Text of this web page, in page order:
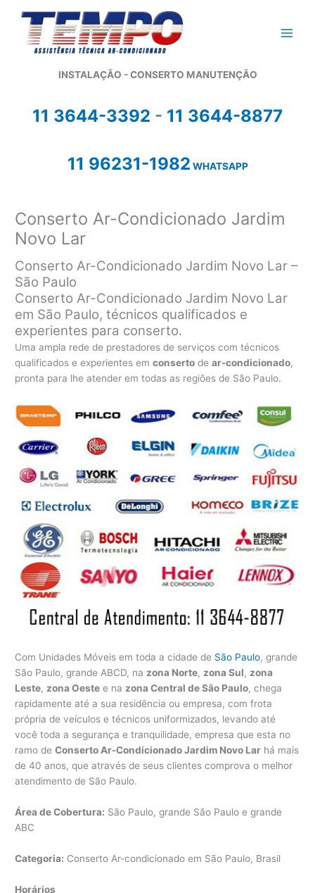
conteúdo
INSTALAÇÃO - CONSERTO MANUTENÇÃO
11 3644-3392 - 11 3644-8877
11 96231-1982 WHATSAPP
Conserto Ar-Condicionado Jardim
Novo Lar
Conserto Ar-Condicionado Jardim Novo Lar –
São Paulo
Conserto Ar-Condicionado Jardim Novo Lar
em São Paulo, técnicos qualificados e
experientes para conserto.
Uma ampla rede de prestadores de serviços com técnicos
qualificados e experientes emconserto dear-condicionado,
pronta para lhe atender em todas as regiões de São Paulo.
Com Unidades Móveis em toda a cidade de São Paulo, grande
São Paulo, grande ABCD, na zona Norte, zona Sul, zona
Leste, zona Oeste e na zona Central de São Paulo, chega
rapidamente até a sua residência ou empresa, com frota
própria de veículos e técnicos uniformizados, levando até
você toda a segurança e tranquilidade, empresa que esta no
ramo deConserto Ar-Condicionado Jardim Novo Lar há mais
de 40 anos, que através de seus clientes comprova o melhor
atendimento de São Paulo.
Área de Cobertura: São Paulo, grande São Paulo e grande
ABC
Categoria: Conserto Ar-condicionado em São Paulo, Brasil
Horários